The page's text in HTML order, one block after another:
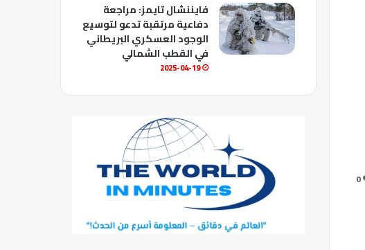
0
فايننشال تايمز: مراجعة
دفاعية مرتقبة تدعو لتوسيع
الوجود العسكري البريطاني
في القطب الشمالي
2025-04-19